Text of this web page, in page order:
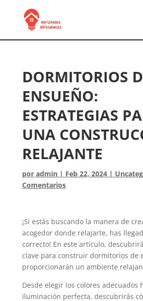
DORMITORIOS
ENSUEÑO:
ESTRATEGIAS
UNA
RELAJANTE
por admin| Feb 22, 2024|
Comentarios
¡Si estás buscando la manera de
acogedor donde relajarte, has
correcto! En este artículo,
clave para construir dormitorios de
proporcionarán un ambiente
Desde elegir los colores adecuados
iluminación perfecta, descubrirás